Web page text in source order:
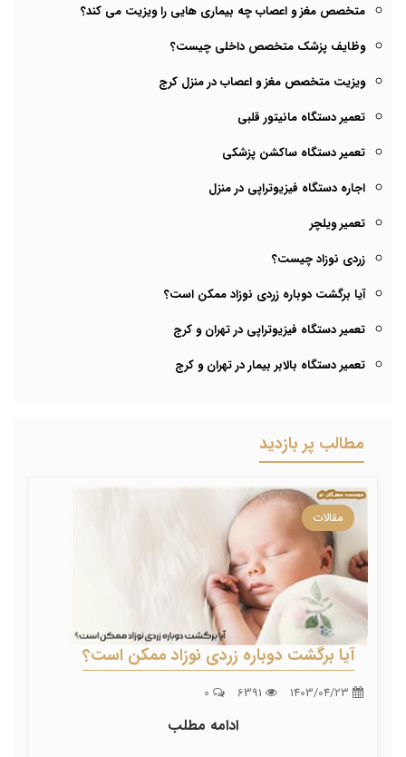
متخصص مغز و اعصاب چه بیماری هایی را ویزیت می کند؟
وظایف پزشک متخصص داخلی چیست؟
ویزیت متخصص مغز و اعصاب در منزل کرج
تعمیر دستگاه مانیتور قلبی
تعمیر دستگاه ساکشن پزشکی
اجاره دستگاه فیزیوتراپی در منزل
تعمیر ویلچر
زردی نوزاد چیست؟
آیا برگشت دوباره زردی نوزاد ممکن است؟
تعمیر دستگاه فیزیوتراپی در تهران و کرج
تعمیر دستگاه بالابر بیمار در تهران و کرج
مطالب پر بازدید
مقالات
آیا برگشت دوباره زردی نوزاد ممکن است؟
ادامه مطلب